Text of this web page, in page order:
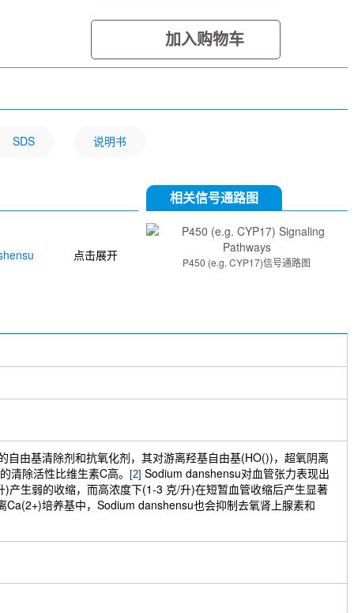
加入购物车
SDS 说明书
点击展开
相关信号通路图
P450 (e.g. CYP17)信号通路图
由基清除剂和抗氧化剂，其对游离羟基自由基(HO())，超氧阴离
除活性比维生素C高。
[2] Sodium danshensu对血管张力表现出
生弱的收缩，而高浓度下(1-3 克/升)在短暂血管收缩后产生显著
培养基中，Sodium danshensu也会抑制去氧肾上腺素和